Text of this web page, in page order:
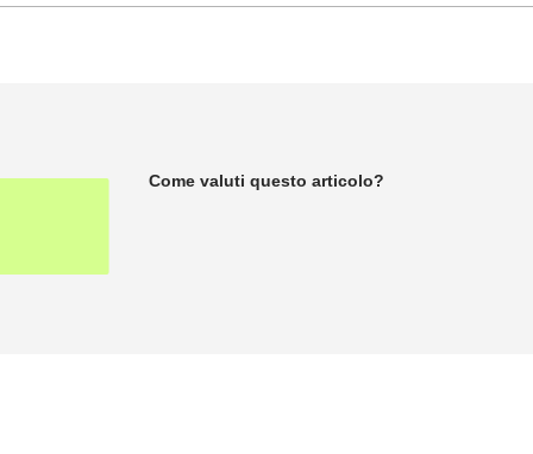
Come valuti questo articolo?